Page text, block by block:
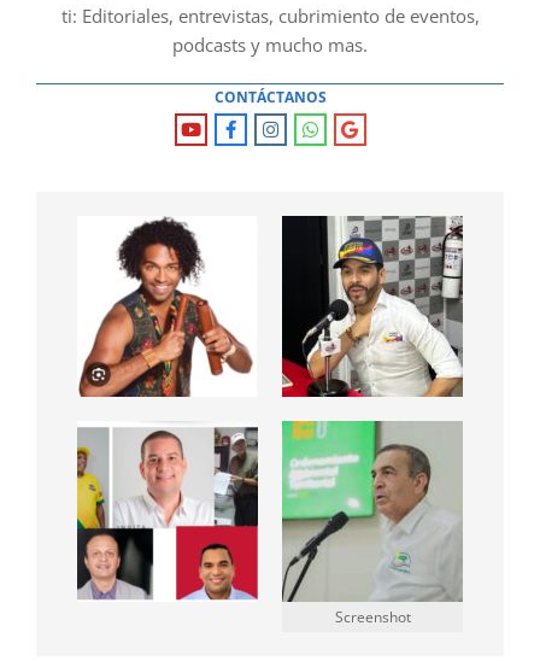
ti: Editoriales, entrevistas, cubrimiento de eventos,
podcasts y mucho mas.
CONTÁCTANOS
Screenshot